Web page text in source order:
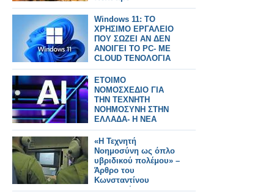
Windows 11: ΤΟ
ΧΡΗΣΙΜΟ ΕΡΓΑΛΕΙΟ
ΠΟΥ ΣΩΖΕΙ ΑΝ ΔΕΝ
ΑΝΟΙΓΕΙ ΤΟ PC- ΜΕ
CLOUD ΤΕΝΟΛΟΓΙΑ
ΕΤΟΙΜΟ
ΝΟΜΟΣΧΕΔΙΟ ΓΙΑ
ΤΗΝ ΤΕΧΝΗΤΗ
ΝΟΗΜΟΣΥΝΗ ΣΤΗΝ
ΕΛΛΑΔΑ- Η ΝΕΑ
ΑΛΛΑΓΗ
«Η Τεχνητή
Νοημοσύνη ως όπλο
υβριδικού πολέμου» –
Άρθρο του
Κωνσταντίνου
Μπαλωμένου